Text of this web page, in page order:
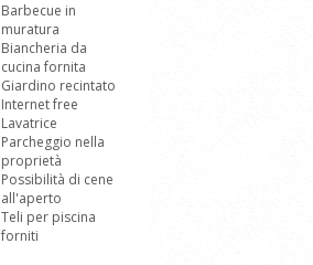
Barbecue in
muratura
Biancheria da
cucina fornita
Giardino recintato
Internet free
Lavatrice
Parcheggio nella
proprietà
Possibilità di cene
all'aperto
Teli per piscina
forniti